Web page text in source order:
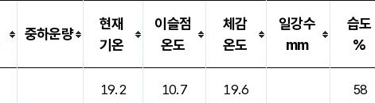
중하운량
현재
기온
이슬점
온도
체감
온도
일강수
mm
습도
%
19.2 10.7 19.6 58